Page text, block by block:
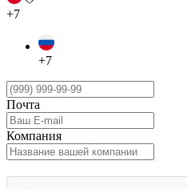
+7
+7
Почта
Компания